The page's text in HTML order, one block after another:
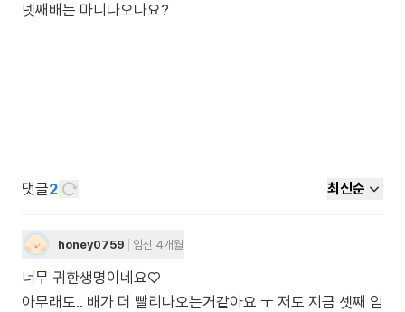
넷째배는 마니나오나요?
댓글2 최신순
honey0759 임신 4개월
너무 귀한생명이네요♡
아무래도.. 배가 더 빨리나오는거같아요 ㅜ 저도 지금 셋째 임